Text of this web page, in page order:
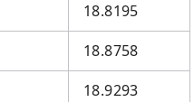
18.8195
18.8758
18.9293